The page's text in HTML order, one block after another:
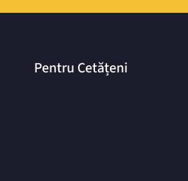
Pentru Cetățeni